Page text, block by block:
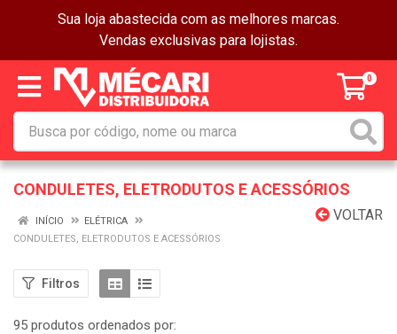
Sua loja abastecida com as melhores marcas.
Vendas exclusivas para lojistas.
0
CONDULETES, ELETRODUTOS E ACESSÓRIOS
VOLTAR
INÍCIO
ELÉTRICA
CONDULETES, ELETRODUTOS E ACESSÓRIOS
Filtros
95 produtos ordenados por: